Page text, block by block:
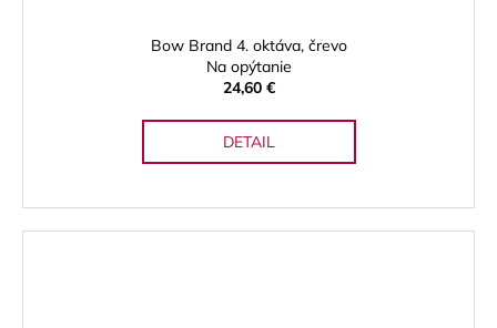
Bow Brand 4. oktáva, črevo
Na opýtanie
24,60 €
DETAIL